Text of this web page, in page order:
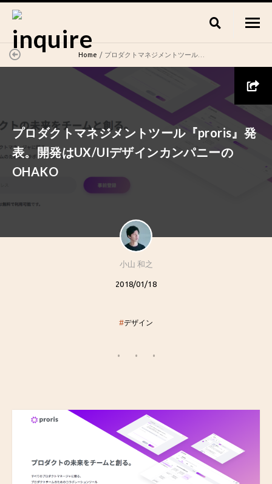
Home プロダクトマネジメントツール『proris』発表。開発はUX/UIデザインカンパニーのOHAKO
プロダクトマネジメントツール『proris』発
表。開発はUX/UIデザインカンパニーの
OHAKO
小山 和之
2018/01/18
#デザイン